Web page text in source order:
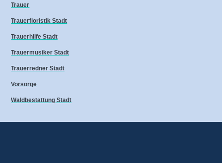
Trauer
Trauerfloristik Stadt
Trauerhilfe Stadt
Trauermusiker Stadt
Trauerredner Stadt
Vorsorge
Waldbestattung Stadt